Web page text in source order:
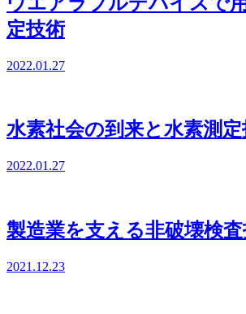
定技術
2022.01.27
水素社会の到来と水素測
2022.01.27
製造業を支える非破壊検
2021.12.23